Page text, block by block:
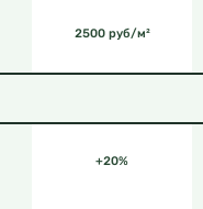
2500 руб/м²
+20%